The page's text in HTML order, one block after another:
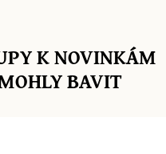
K NOVINKÁM
BAVIT